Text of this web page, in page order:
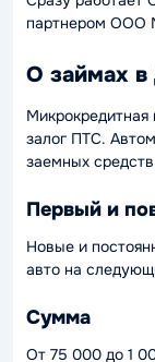
партнером
О займах в
залог ПТС.
заемных
Первый и
Новые и
авто на
Сумма
От 75 000 до 1